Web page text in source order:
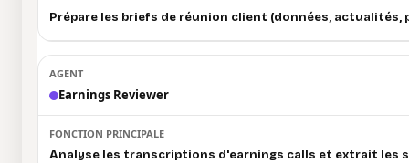
Prépare les briefs de réunion client (données,
Earnings Reviewer
Analyse les transcriptions d'earnings calls et extrait les